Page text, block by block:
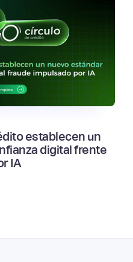
establecen un
digital frente
IA